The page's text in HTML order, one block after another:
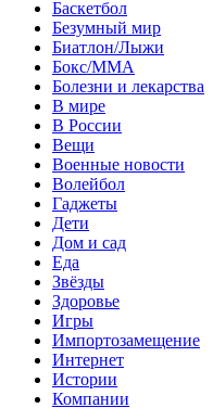
Баскетбол
Безумный мир
Биатлон/Лыжи
Бокс/MMA
Болезни и лекарства
В мире
В России
Вещи
Военные новости
Волейбол
Гаджеты
Дети
Дом и сад
Еда
Звёзды
Здоровье
Игры
Импортозамещение
Интернет
Истории
Компании